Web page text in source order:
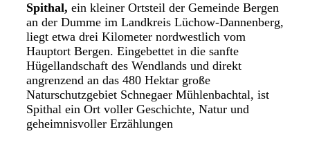
Spithal, ein kleiner Ortsteil der Gemeinde Bergen
an der Dumme im Landkreis Lüchow-Dannenberg,
liegt etwa drei Kilometer nordwestlich vom
Hauptort Bergen. Eingebettet in die sanfte
Hügellandschaft des Wendlands und direkt
angrenzend an das 480 Hektar große
Naturschutzgebiet Schnegaer Mühlenbachtal, ist
Spithal ein Ort voller Geschichte, Natur und
geheimnisvoller Erzählungen